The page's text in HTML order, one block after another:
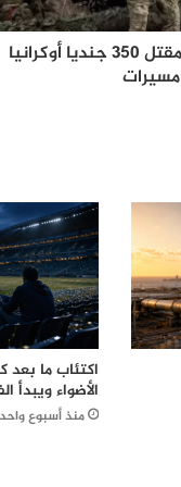
وزارة الدفاع الروسية تعلن مقتل 350 جنديا أوكرانيا
اكتئاب ما
الأضواء ويبدأ
منذ أسبوع واحد